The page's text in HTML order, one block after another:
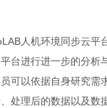
人机环境同步云平
台进行进一步的分析
可以依据自身研究需
处理后的数据以及数